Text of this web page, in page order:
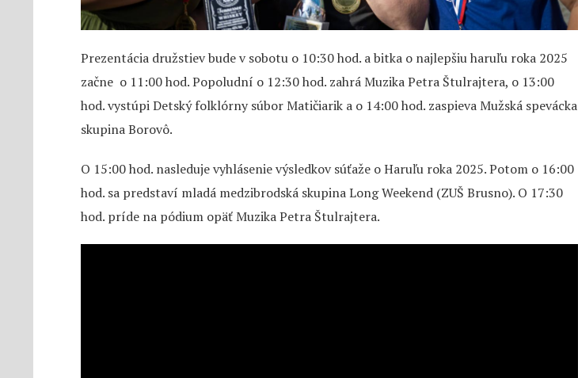
Prezentácia družstiev bude v sobotu o 10:30 hod. a bitka o najlepšiu haruľu roka 2025
začne o 11:00 hod. Popoludní o 12:30 hod. zahrá Muzika Petra Štulrajtera, o 13:00
hod. vystúpi Detský folklórny súbor Matičiarik a o 14:00 hod. zaspieva Mužská spevácka
skupina Borovô.
O 15:00 hod. nasleduje vyhlásenie výsledkov súťaže o Haruľu roka 2025. Potom o 16:00
hod. sa predstaví mladá medzibrodská skupina Long Weekend (ZUŠ Brusno). O 17:30
hod. príde na pódium opäť Muzika Petra Štulrajtera.